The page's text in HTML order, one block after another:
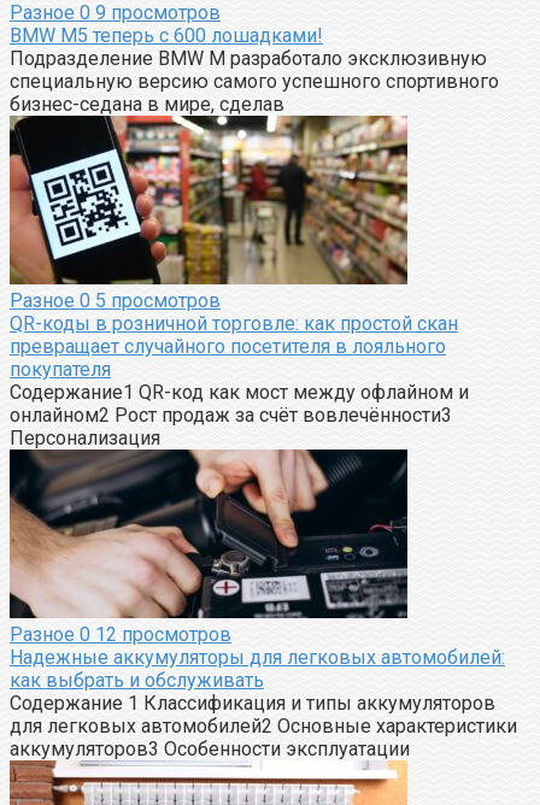
Разное 0 9 просмотров
BMW M5 теперь с 600 лошадками!
Подразделение BMW M разработало эксклюзивную
специальную версию самого успешного спортивного
бизнес-седана в мире, сделав
Разное 0 5 просмотров
QR-коды в розничной торговле: как простой скан
превращает случайного посетителя в лояльного
покупателя
Содержание1 QR-код как мост между офлайном и
онлайном2 Рост продаж за счёт вовлечённости3
Персонализация
Разное 0 12 просмотров
Надежные аккумуляторы для легковых автомобилей:
как выбрать и обслуживать
Содержание 1 Классификация и типы аккумуляторов
для легковых автомобилей2 Основные характеристики
аккумуляторов3 Особенности эксплуатации